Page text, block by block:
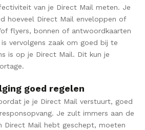
van je Direct Mail meten. Je
hoeveel Direct Mail enveloppen of
flyers, bonnen of antwoordkaarten
vervolgens zaak om goed bij te
is op je Direct Mail. Dit kun je
goed regelen
je je Direct Mail verstuurt, goed
Je zult immers aan de
Direct Mail hebt geschept, moeten